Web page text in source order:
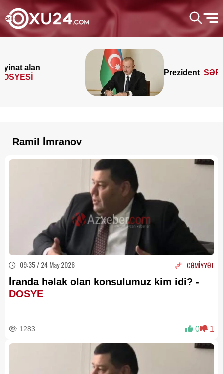
Prezident SƏRƏNCAM
Ramil İmranov
09:35 / 24 May 2026 CƏMİYYƏT
İranda həlak olan konsulumuz kim idi? -
DOSYE
1283 0 1